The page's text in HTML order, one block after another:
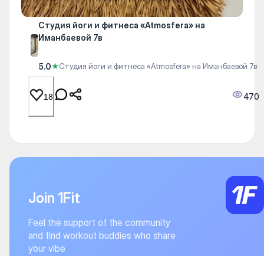
Студия йоги и фитнеса «Atmosfera» на
Иманбаевой 7в
5.0★Студия йоги и фитнеса «Atmosfera» на Иманбаевой 7в
18 470
Join 1Fit
Feel the support of the community
and find workout buddies who share
your vibe